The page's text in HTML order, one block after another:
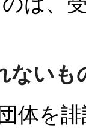
ないも
体を